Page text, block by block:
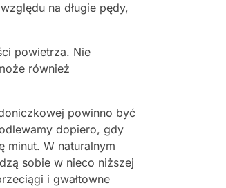
na długie pędy,
powietrza. Nie
również
powinno być
dopiero, gdy
minut. W naturalnym
sobie w nieco niższej
i gwałtowne